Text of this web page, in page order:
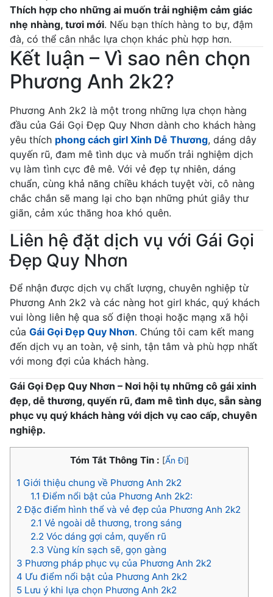
Thích hợp cho những ai muốn trải nghiệm cảm giác
nhẹ nhàng, tươi mới. Nếu bạn thích hàng to bự, đậm
đà, có thể cân nhắc lựa chọn khác phù hợp hơn.
Kết luận – Vì sao nên chọn
Phương Anh 2k2?
Phương Anh 2k2 là một trong những lựa chọn hàng
đầu của Gái Gọi Đẹp Quy Nhơn dành cho khách hàng
yêu thích phong cách girl Xinh Dễ Thương, dáng dây
quyến rũ, đam mê tình dục và muốn trải nghiệm dịch
vụ làm tình cực đê mê. Với vẻ đẹp tự nhiên, dáng
chuẩn, cùng khả năng chiều khách tuyệt vời, cô nàng
chắc chắn sẽ mang lại cho bạn những phút giây thư
giãn, cảm xúc thăng hoa khó quên.
Liên hệ đặt dịch vụ với Gái Gọi
Đẹp Quy Nhơn
Để nhận được dịch vụ chất lượng, chuyên nghiệp từ
Phương Anh 2k2 và các nàng hot girl khác, quý khách
vui lòng liên hệ qua số điện thoại hoặc mạng xã hội
của Gái Gọi Đẹp Quy Nhơn. Chúng tôi cam kết mang
đến dịch vụ an toàn, vệ sinh, tận tâm và phù hợp nhất
với mong đợi của khách hàng.
Gái Gọi Đẹp Quy Nhơn – Nơi hội tụ những cô gái xinh
đẹp, dễ thương, quyến rũ, đam mê tình dục, sẵn sàng
phục vụ quý khách hàng với dịch vụ cao cấp, chuyên
nghiệp.
Tóm Tắt Thông Tin : [Ẩn Đi]
1 Giới thiệu chung về Phương Anh 2k2
1.1 Điểm nổi bật của Phương Anh 2k2:
2 Đặc điểm hình thể và vẻ đẹp của Phương Anh 2k2
2.1 Vẻ ngoài dễ thương, trong sáng
2.2 Vóc dáng gợi cảm, quyến rũ
2.3 Vùng kín sạch sẽ, gọn gàng
3 Phương pháp phục vụ của Phương Anh 2k2
4 Ưu điểm nổi bật của Phương Anh 2k2
5 Lưu ý khi lựa chọn Phương Anh 2k2